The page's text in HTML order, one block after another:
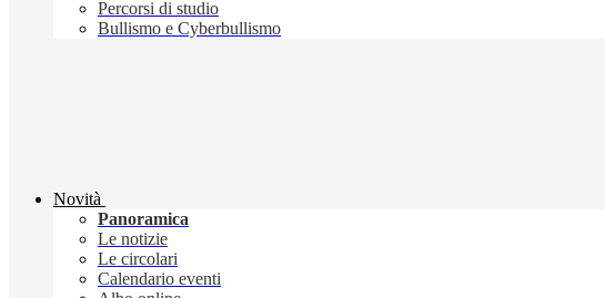
Percorsi di studio
Bullismo e Cyberbullismo
Novità
Panoramica
Le notizie
Le circolari
Calendario eventi